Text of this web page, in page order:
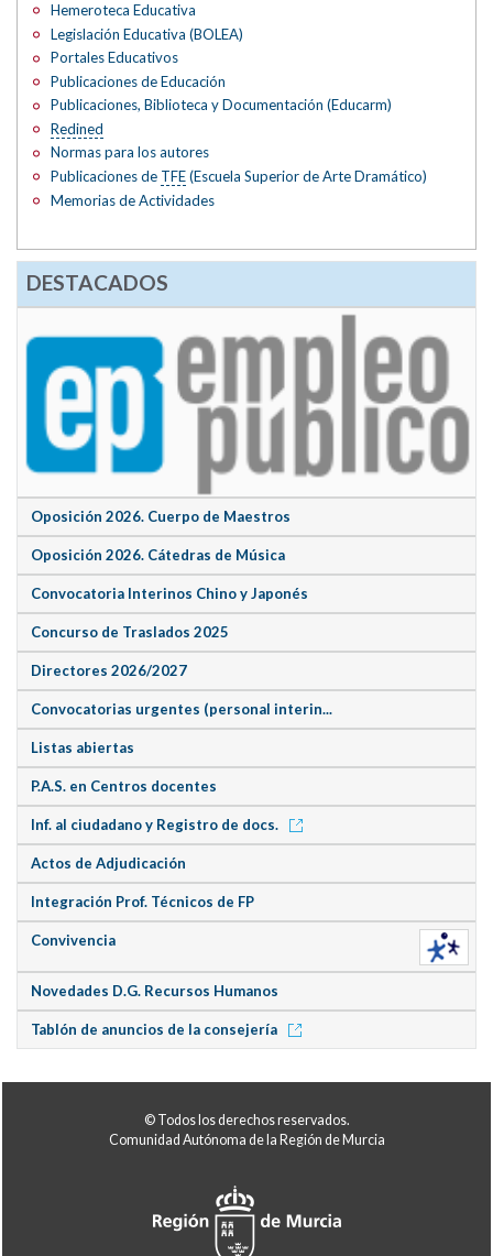
Hemeroteca Educativa
Legislación Educativa (BOLEA)
Portales Educativos
Publicaciones de Educación
Publicaciones, Biblioteca y Documentación (Educarm)
Redined
Normas para los autores
Publicaciones de TFE(Escuela Superior de Arte Dramático)
Memorias de Actividades
DESTACADOS
Oposición 2026. Cuerpo de Maestros
Oposición 2026. Cátedras de Música
Convocatoria Interinos Chino y Japonés
Concurso de Traslados 2025
Directores 2026/2027
Convocatorias urgentes (personal interin...
Listas abiertas
P.A.S. en Centros docentes
Inf. al ciudadano y Registro de docs.
Actos de Adjudicación
Integración Prof. Técnicos de FP
Convivencia
Novedades D.G. Recursos Humanos
Tablón de anuncios de la consejería
© Todos los derechos reservados.
Comunidad Autónoma de la Región de Murcia